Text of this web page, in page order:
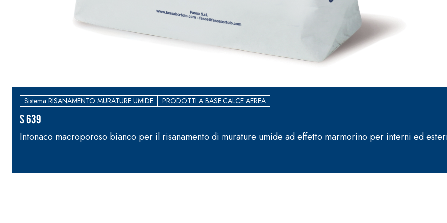
Sistema RISANAMENTO MURATURE UMIDE PRODOTTI A BASE CALCE AEREA
S 639
Intonaco macroporoso bianco per il risanamento di murature umide ad effetto marmorino per interni ed